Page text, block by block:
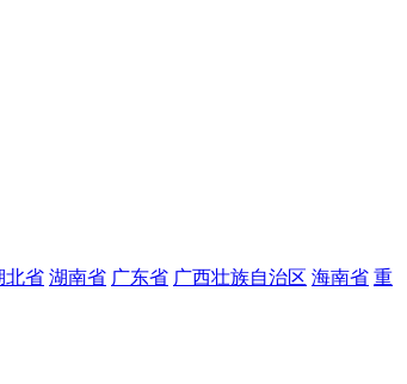
北省 湖南省 广东省 广西壮族自治区 海南省 重